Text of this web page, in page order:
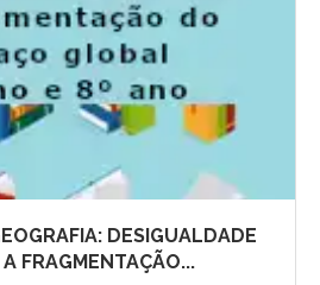
DESIGUALDADE
FRAGMENTAÇÃO...